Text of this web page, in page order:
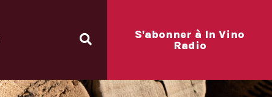
S'abonner à In Vino
Radio